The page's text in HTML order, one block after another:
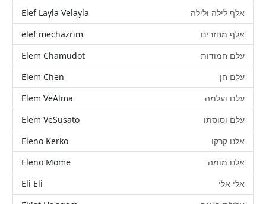
Elef Layla Velayla
אלף לילה ולילה
elef mechazrim
אלף מחזרים
Elem Chamudot
עלם חמודות
Elem Chen
עלם חן
Elem VeAlma
עלם ועלמה
Elem VeSusato
עלם וסוסתו
Eleno Kerko
אלנו קרקו
Eleno Mome
אלנו מומה
Eli Eli
אלי אלי